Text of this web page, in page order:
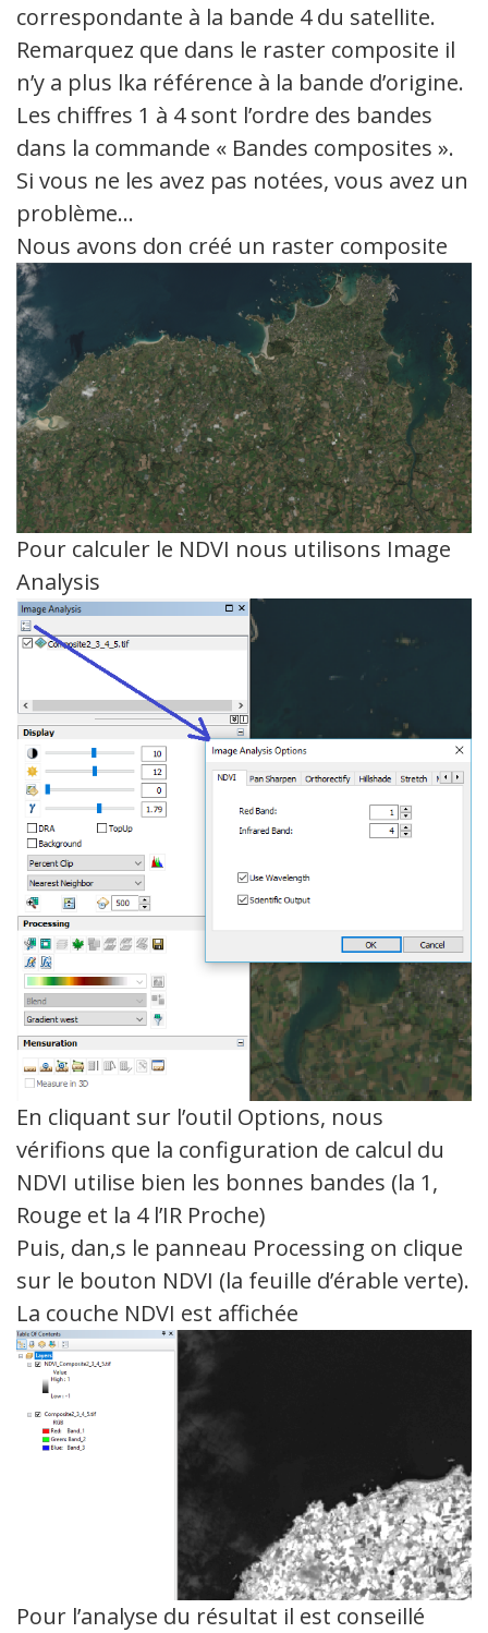
correspondante à la bande 4 du satellite.
Remarquez que dans le raster composite il
n’y a plus lka référence à la bande d’origine.
Les chiffres 1 à 4 sont l’ordre des bandes
dans la commande « Bandes composites ».
Si vous ne les avez pas notées, vous avez un
problème…
Nous avons don créé un raster composite
Pour calculer le NDVI nous utilisons Image
Analysis
En cliquant sur l’outil Options, nous
vérifions que la configuration de calcul du
NDVI utilise bien les bonnes bandes (la 1,
Rouge et la 4 l’IR Proche)
Puis, dan,s le panneau Processing on clique
sur le bouton NDVI (la feuille d’érable verte).
La couche NDVI est affichée
Pour l’analyse du résultat il est conseillé